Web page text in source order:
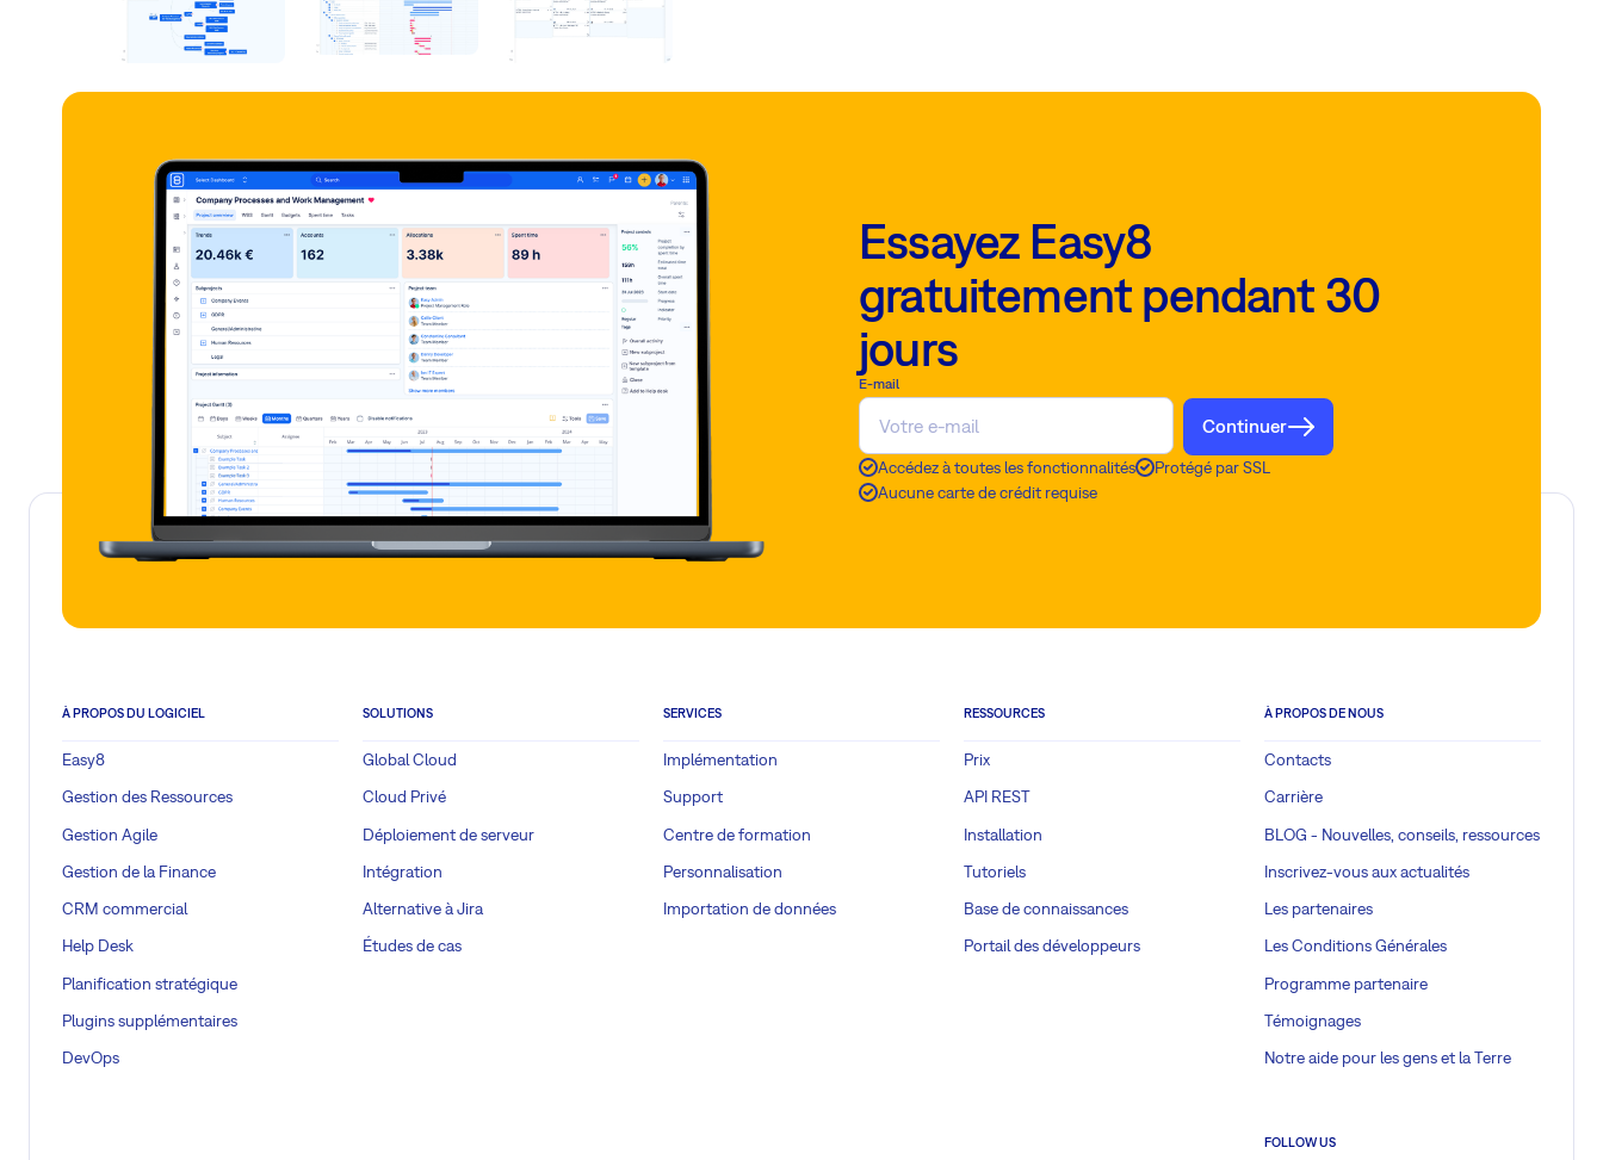
Essayez Easy8
gratuitement pendant 30
jours
E-mail
Continuer
Accédez à toutes les fonctionnalités
Protégé par SSL
Aucune carte de crédit requise
À PROPOS DU LOGICIEL
Easy8
Gestion des Ressources
Gestion Agile
Gestion de la Finance
CRM commercial
Help Desk
Planification stratégique
Plugins supplémentaires
DevOps
SOLUTIONS
Global Cloud
Cloud Privé
Déploiement de serveur
Intégration
Alternative à Jira
Études de cas
SERVICES
Implémentation
Support
Centre de formation
Personnalisation
Importation de données
RESSOURCES
Prix
API REST
Installation
Tutoriels
Base de connaissances
Portail des développeurs
À PROPOS DE NOUS
Contacts
Carrière
BLOG - Nouvelles, conseils, ressources
Inscrivez-vous aux actualités
Les partenaires
Les Conditions Générales
Programme partenaire
Témoignages
Notre aide pour les gens et la Terre
FOLLOW US